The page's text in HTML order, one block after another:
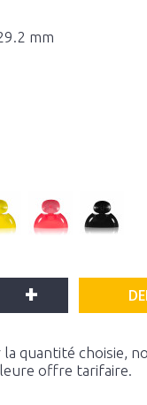
mm
+
quantité choisie,
offre tarifaire.